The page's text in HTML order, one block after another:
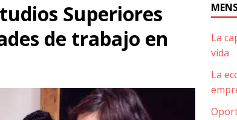
Superiores
de trabajo en
La
vida
La